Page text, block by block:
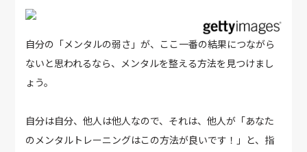
自分の「メンタルの弱さ」が、ここ一番の結果につながら
ないと思われるなら、メンタルを整える方法を見つけまし
ょう。
自分は自分、他人は他人なので、それは、他人が「あなた
のメンタルトレーニングはこの方法が良いです！」と、指